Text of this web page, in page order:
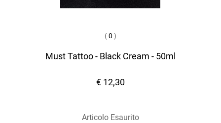
(0 )
Must Tattoo - Black Cream - 50ml
€ 12,30
Articolo Esaurito